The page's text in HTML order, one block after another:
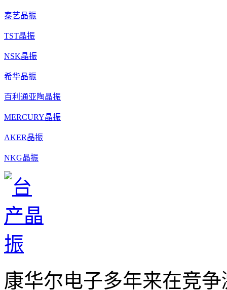
泰艺晶振
TST晶振
NSK晶振
希华晶振
百利通亚陶晶振
MERCURY晶振
AKER晶振
NKG晶振
康华尔电子多年来在竞